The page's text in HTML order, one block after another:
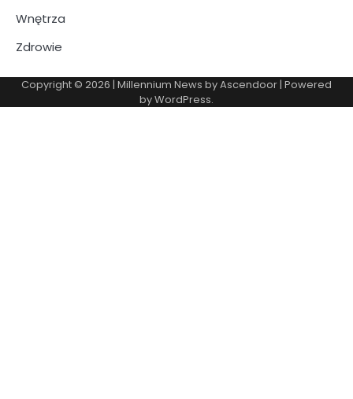
Wnętrza
Zdrowie
Copyright © 2026 | Millennium News byAscendoor| Powered
byWordPress.